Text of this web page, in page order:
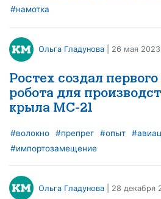
#намотка
Ольга Гладунова | 26 мая 2023
Ростех создал
робота для
крыла МС-21
#волокно #препрег #опыт
#импортозамещение
Ольга Гладунова | 28 декабря